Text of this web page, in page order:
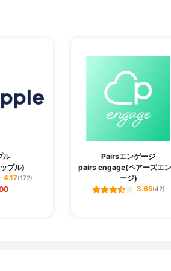
ル
プル)
4.17(172)
Pairsエンゲージ
pairs engage(ペアーズエ
ージ)
3.65(42)